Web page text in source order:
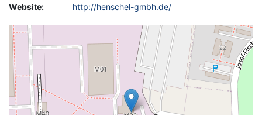
Website: http://henschel-gmbh.de/
Geolocation